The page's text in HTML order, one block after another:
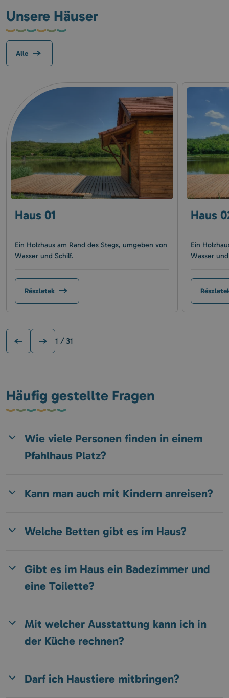
Unsere Häuser
Alle
Haus 01
Ein Holzhaus am Rand des Stegs, umgeben von
Wasser und Schilf.
Részletek
Haus
Ein
Wasser
1 / 31
Häufig gestellte Fragen
Wie viele Personen finden in einem
Pfahlhaus Platz?
Kann man auch mit Kindern anreisen?
Welche Betten gibt es im Haus?
Gibt es im Haus ein Badezimmer und
eine Toilette?
Mit welcher Ausstattung kann ich in
der Küche rechnen?
Darf ich Haustiere mitbringen?